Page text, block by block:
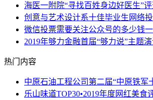
海医一附院“寻找百姓身边好医生”
创意与艺术设计系十佳毕业生网络
微信投票需要关注公众号的多少钱一
2019年够力金融首届“够力说”主题
热门内容
中原石油工程公司第二届“中原铁军
乐山味道TOP30•2019年度网红美食